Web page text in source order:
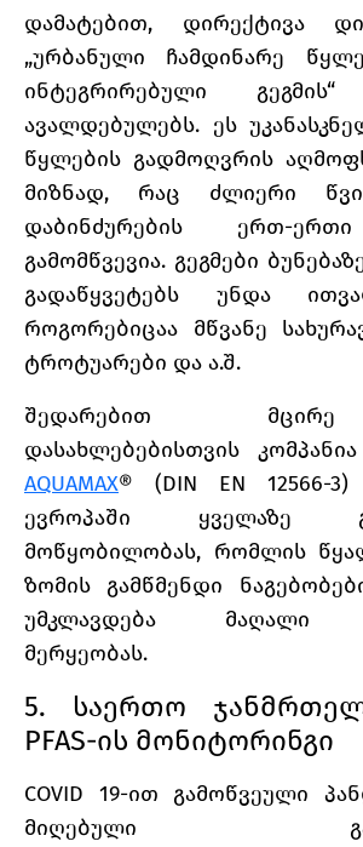
დამატებით, დირექტივა
„ურბანული ჩამდინარე
ინტეგრირებული გეგმის“
ავალდებულებს. ეს
წყლების გადმოღვრის
მიზნად, რაც ძლიერი
დაბინძურების ერთ-
გამომწვევია. გეგმები
გადაწყვეტებს უნდა
როგორებიცაა მწვანე
ტროტუარები და ა.შ.
შედარებით
დასახლებებისთვის
AQUAMAX® (DIN EN 12566-3)
ევროპაში ყველაზე
მოწყობილობას, რომლის
ზომის გამწმენდი
უმკლავდება მაღალი
მერყეობას.
5. საერთო
PFAS-ის მონიტორინგი
COVID 19-ით გამოწვეული
მიღებული